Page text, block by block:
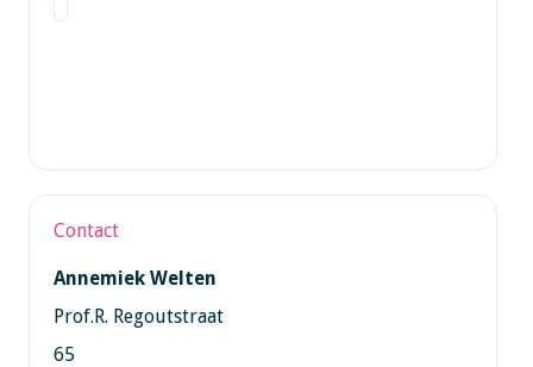
Contact
Annemiek Welten
Prof.R. Regoutstraat
65